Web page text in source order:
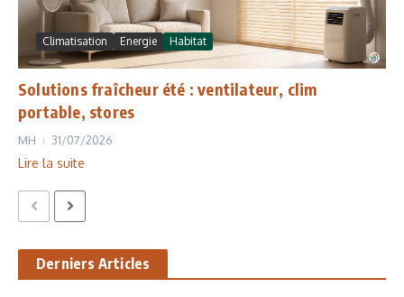
Climatisation Energie Habitat
Solutions fraîcheur été : ventilateur, clim
portable, stores
MH 31/07/2026
Lire la suite
Derniers Articles